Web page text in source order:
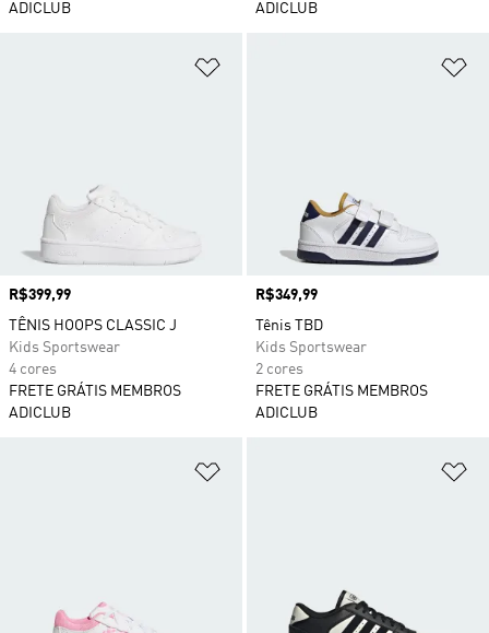
ADICLUB
ADICLUB
Preço
R$399,99
TÊNIS HOOPS CLASSIC J
Kids Sportswear
4 cores
FRETE GRÁTIS MEMBROS
ADICLUB
Preço
R$349,99
Tênis TBD
Kids Sportswear
2 cores
FRETE GRÁTIS MEMBROS
ADICLUB